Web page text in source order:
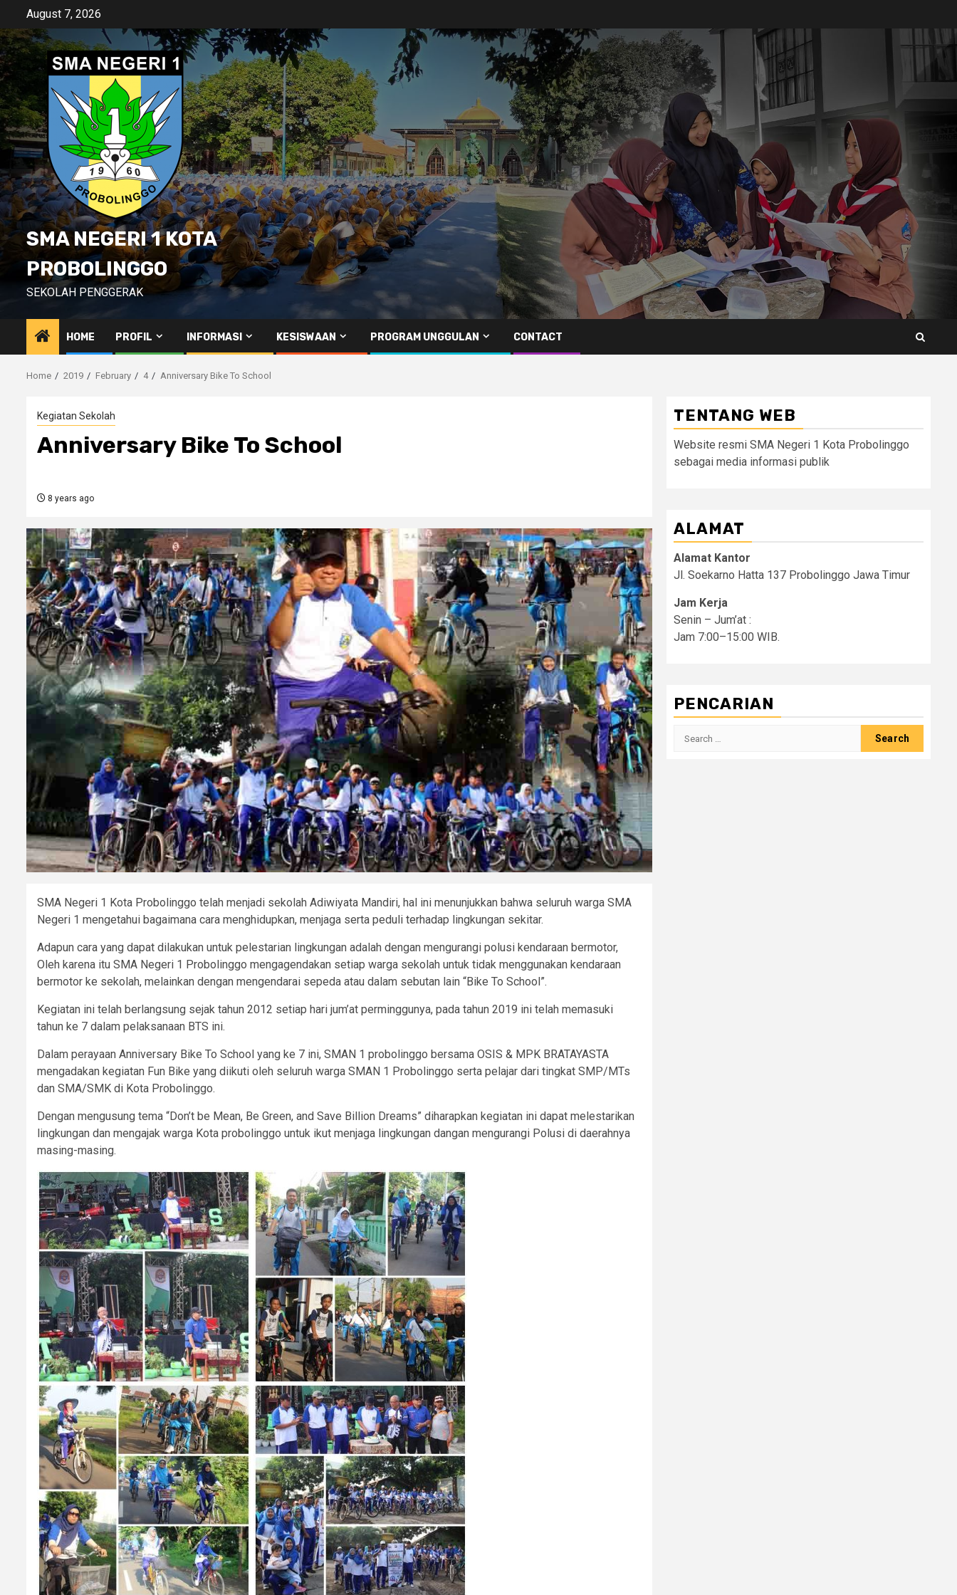
content
August 7, 2026
SMA NEGERI 1 KOTA
PROBOLINGGO
SEKOLAH PENGGERAK
HOME PROFIL INFORMASI KESISWAAN PROGRAM UNGGULAN CONTACT
Home 2019 February 4 Anniversary Bike To School
Kegiatan Sekolah
Anniversary Bike To School
8 years ago
SMA Negeri 1 Kota Probolinggo telah menjadi sekolah Adiwiyata Mandiri, hal ini menunjukkan bahwa seluruh warga SMA
Negeri 1 mengetahui bagaimana cara menghidupkan, menjaga serta peduli terhadap lingkungan sekitar.
Adapun cara yang dapat dilakukan untuk pelestarian lingkungan adalah dengan mengurangi polusi kendaraan bermotor,
Oleh karena itu SMA Negeri 1 Probolinggo mengagendakan setiap warga sekolah untuk tidak menggunakan kendaraan
bermotor ke sekolah, melainkan dengan mengendarai sepeda atau dalam sebutan lain “Bike To School”.
Kegiatan ini telah berlangsung sejak tahun 2012 setiap hari jum’at perminggunya, pada tahun 2019 ini telah memasuki
tahun ke 7 dalam pelaksanaan BTS ini.
Dalam perayaan Anniversary Bike To School yang ke 7 ini, SMAN 1 probolinggo bersama OSIS & MPK BRATAYASTA
mengadakan kegiatan Fun Bike yang diikuti oleh seluruh warga SMAN 1 Probolinggo serta pelajar dari tingkat SMP/MTs
dan SMA/SMK di Kota Probolinggo.
Dengan mengusung tema “Don’t be Mean, Be Green, and Save Billion Dreams” diharapkan kegiatan ini dapat melestarikan
lingkungan dan mengajak warga Kota probolinggo untuk ikut menjaga lingkungan dangan mengurangi Polusi di daerahnya
masing-masing.
TENTANG WEB
Website resmi SMA Negeri 1 Kota Probolinggo
sebagai media informasi publik
ALAMAT
Alamat Kantor
Jl. Soekarno Hatta 137 Probolinggo Jawa Timur
Jam Kerja
Senin – Jum’at :
Jam 7:00–15:00 WIB.
PENCARIAN
Search